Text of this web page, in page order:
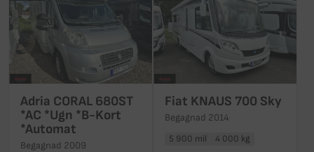
Adria CORAL 680ST
*AC *Ugn *B-Kort
*Automat
Begagnad 2009
Fiat KNAUS 700 Sky
Begagnad 2014
5 900 mil 4 000 kg